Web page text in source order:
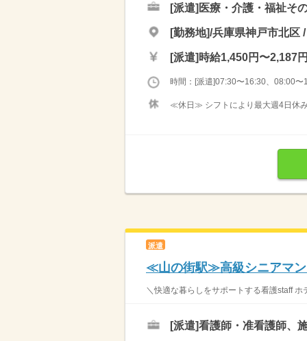
[派遣] 医療・介護・福祉そ
[勤務地]/兵庫県神戸市北区
[派遣] 時給1,450円〜2,187
時間：[派遣]07:30〜16:30、08:00
≪休日≫ シフトにより最大週4日休
派遣
≪山の街駅≫高級シニアマン
＼快適な暮らしをサポートする看護staff
[派遣]看護師・准看護師、